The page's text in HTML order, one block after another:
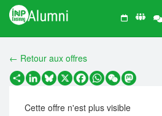
← Retour aux offres
PartagerLinkedIn
Bluesky
X Facebook
WhatsApp
WeChatMastodon
Cette offre n'est plus visible